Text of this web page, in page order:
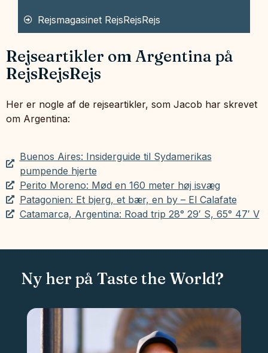
Rejsmagasinet RejsRejsRejs
Rejseartikler om Argentina på
RejsRejsRejs
Her er nogle af de rejseartikler, som Jacob har skrevet
om Argentina:
Buenos Aires: Insiderguide til Sydamerikas
pumpende hjerte
Perito Moreno: Mød en 160 meter høj isvæg
Patagonien: Et bjerg, et bær, en by – El Calafate
Catamarca, Argentina: Road trip 28° 29′ S, 65° 47′ V
Ny her på Taste the World?